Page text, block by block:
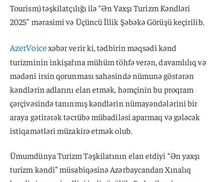
Tourism) təşkilatçılığı ilə “Ən Yaxşı Turizm Kəndləri
2025” mərasimi və Üçüncü İllik Şəbəkə Görüşü keçirilib.
AzerVoicexəbər verir ki, tədbirin məqsədi kənd
turizminin inkişafına mühüm töhfə verən, davamlılıq və
mədəni irsin qorunması sahəsində nümunə göstərən
kəndlərin adlarını elan etmək, həmçinin bu proqram
çərçivəsində tanınmış kəndlərin nümayəndələrini bir
araya gətirərək təcrübə mübadiləsi aparmaq və gələcək
istiqamətləri müzakirə etmək olub.
Ümumdünya Turizm Təşkilatının elan etdiyi “Ən yaxşı
turizm kəndi” müsabiqəsinə Azərbaycandan Xınalıq